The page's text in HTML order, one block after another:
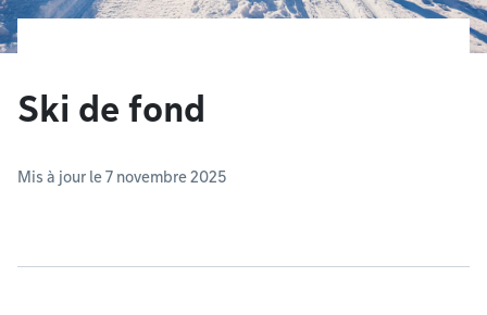
Ski de fond
Mis à jour le 7 novembre 2025